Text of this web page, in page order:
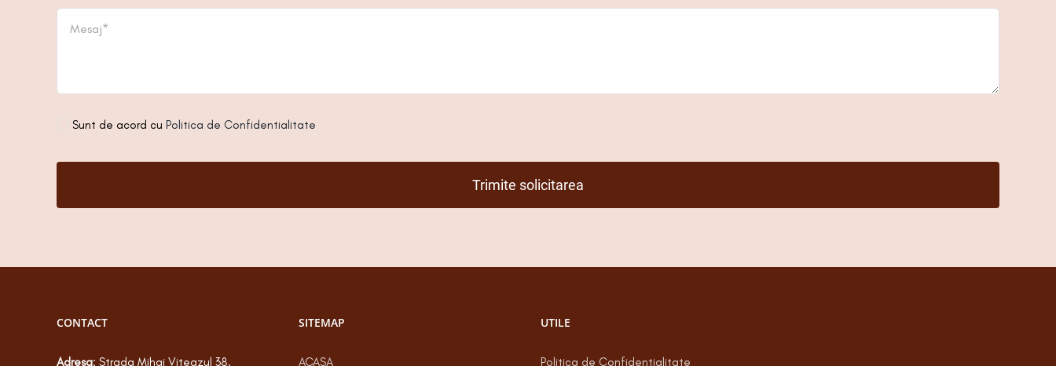
Sunt de acord cu Politica de Confidentialitate
Trimite solicitarea
CONTACT
Adresa: Strada Mihai Viteazul 38,
SITEMAP
ACASA
UTILE
Politica de Confidentialitate